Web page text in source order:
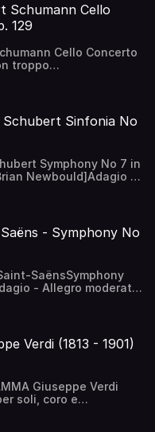
Schumann Cello
129
Cello Concerto
troppo
- Mstislav
de
Sinfonia No
Symphony No 7 in
Newbould]Adagio —
giustoDanmarks
Andrew Manze
- Symphony No
SaënsSymphony
- Allegro moderato
Presto - Maestoso -
de ParisPaavo
Verdi (1813 - 1901)
Giuseppe Verdi
soli, coro e
2. Sequenza: -
- Mors stupebit